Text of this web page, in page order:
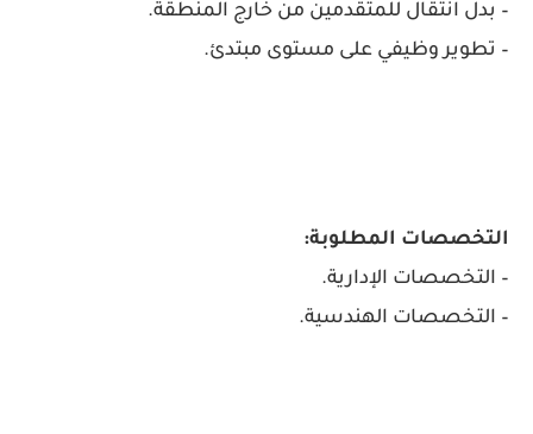
– بدل انتقال للمتقدمين من خارج المنطقة.
– تطوير وظيفي على مستوى مبتدئ.
التخصصات المطلوبة:
– التخصصات الإدارية.
– التخصصات الهندسية.